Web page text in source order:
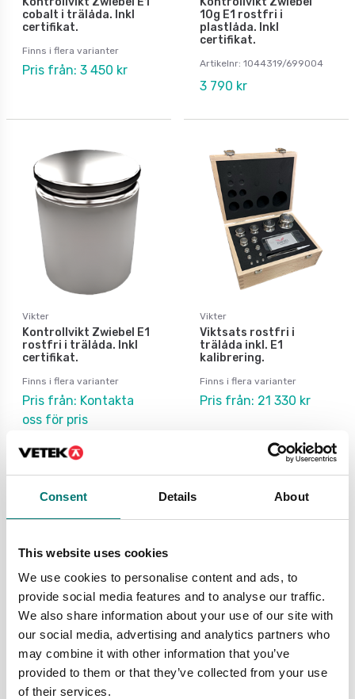
Consent Details About
This website uses cookies
We use cookies to personalise content and ads, to
provide social media features and to analyse our traffic.
We also share information about your use of our site with
our social media, advertising and analytics partners who
may combine it with other information that you’ve
provided to them or that they’ve collected from your use
of their services.
cobalt i trälåda. Inkl
certifikat.
Finns i flera varianter
Pris från: 3 450 kr
10g E1 rostfri i
plastlåda. Inkl
certifikat.
Artikelnr: 1044319/699004
3 790 kr
Vikter
Kontrollvikt Zwiebel E1
rostfri i trälåda. Inkl
certifikat.
Finns i flera varianter
Pris från: Kontakta
oss för pris
Vikter
Viktsats rostfri i
trälåda inkl. E1
kalibrering.
Finns i flera varianter
Pris från: 21 330 kr
OIML vikter klass E1
E1-vikter är de mest noggranna vikterna enligt
den internationella OIML R111-standarden och
används för kalibrering där extrem precision
krävs. Dessa vikter tillverkas av material med
mycket låg magnetisering och en exceptionellt
slät ytfinish. Detta gör dem oumbärliga för
användning i högprecisionslaboratorier och vid
kalibrering av känslig utrustning.